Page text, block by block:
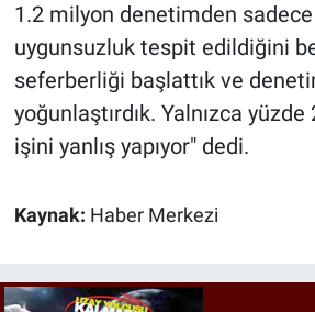
1.2 milyon denetimden
uygunsuzluk tespit edildiğini
seferberliği başlattık ve
yoğunlaştırdık. Yalnızca
işini yanlış yapıyor" dedi.
Kaynak: Haber Merkezi